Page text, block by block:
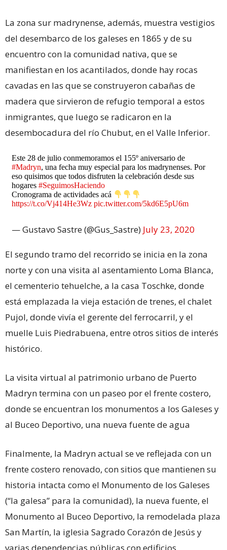
La zona sur madrynense, además, muestra vestigios
del desembarco de los galeses en 1865 y de su
encuentro con la comunidad nativa, que se
manifiestan en los acantilados, donde hay rocas
cavadas en las que se construyeron cabañas de
madera que sirvieron de refugio temporal a estos
inmigrantes, que luego se radicaron en la
desembocadura del río Chubut, en el Valle Inferior.
Este 28 de julio conmemoramos el 155º aniversario de
#Madryn, una fecha muy especial para los madrynenses. Por
eso quisimos que todos disfruten la celebración desde sus
hogares #SeguimosHaciendo
Cronograma de actividades acá
https://t.co/Vj414He3Wz pic.twitter.com/5kd6E5pU6m
— Gustavo Sastre (@Gus_Sastre) July 23, 2020
El segundo tramo del recorrido se inicia en la zona
norte y con una visita al asentamiento Loma Blanca,
el cementerio tehuelche, a la casa Toschke, donde
está emplazada la vieja estación de trenes, el chalet
Pujol, donde vivía el gerente del ferrocarril, y el
muelle Luis Piedrabuena, entre otros sitios de interés
histórico.
La visita virtual al patrimonio urbano de Puerto
Madryn termina con un paseo por el frente costero,
donde se encuentran los monumentos a los Galeses y
al Buceo Deportivo, una nueva fuente de agua
Finalmente, la Madryn actual se ve reflejada con un
frente costero renovado, con sitios que mantienen su
historia intacta como el Monumento de los Galeses
(“la galesa” para la comunidad), la nueva fuente, el
Monumento al Buceo Deportivo, la remodelada plaza
San Martín, la iglesia Sagrado Corazón de Jesús y